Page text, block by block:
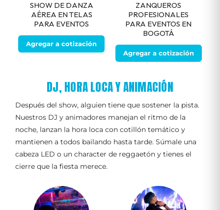
SHOW DE DANZA
AÉREA EN TELAS
PARA EVENTOS
Agregar a cotización
ZANQUEROS
PROFESIONALES
PARA EVENTOS EN
BOGOTÁ
Agregar a cotización
DJ, HORA LOCA Y ANIMACIÓN
Después del show, alguien tiene que sostener la pista.
Nuestros DJ y animadores manejan el ritmo de la
noche, lanzan la hora loca con cotillón temático y
mantienen a todos bailando hasta tarde. Súmale una
cabeza LED o un character de reggaetón y tienes el
cierre que la fiesta merece.